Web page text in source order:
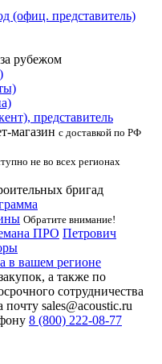
(офиц. представитель)
рубежом
представитель
магазин с доставкой по РФ
не во всех регионах
бригад
Обратите внимание!
ПРО Петрович
в вашем регионе
а также по
сотрудничества
sales@acoustic.ru
8 (800) 222-08-77